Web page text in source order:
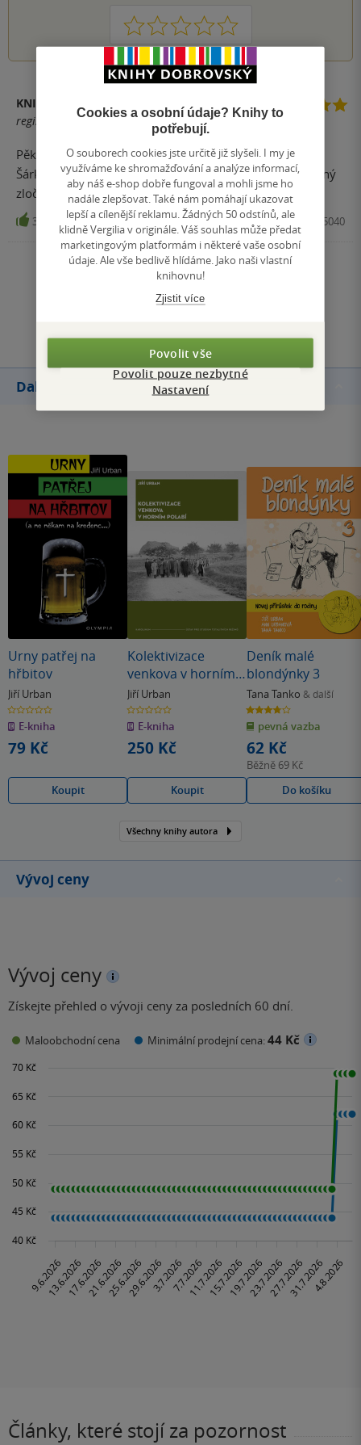
1 2 3 4 5
KNIHOMOLKALENKA
registrovaný uživatel
Pěkné, vtipné a tentokrát i napínavé deníkové zápisky
Šárky, která již bydlí na venkově a s přáteli odkrývá dávný
zločin, ke kterému je dovedl nalezný deník. Super.
34 Kniha, Ottovo nakladatelství, 2015, 9788074515040
Zobrazit všechna hodnocení
Další knihy autora
Urny patřej na
hřbitov
Jiří Urban
0.0
z
5
hvězdiček
E-kniha
79 Kč
Koupit
Kolektivizace
venkova v horním
Polabí
Jiří Urban
0.0
z
5
hvězdiček
E-kniha
250 Kč
Koupit
Deník malé
blondýnky 3
Tana Tanko & další
3.8
z
5
hvězdiček
pevná vazba
62 Kč
Běžně 69 Kč
Do košíku
Všechny knihy autora
Vývoj ceny
Vývoj ceny
Získejte přehled o vývoji ceny za posledních 60 dní.
Maloobchodní cena Minimální prodejní cena:44 Kč
Články, které stojí za pozornost
Cookies a osobní údaje? Knihy to
potřebují.
O souborech cookies jste určitě již slyšeli. I my je
využíváme ke shromažďování a analýze informací,
aby náš e-shop dobře fungoval a mohli jsme ho
nadále zlepšovat. Také nám pomáhají ukazovat
lepší a cílenější reklamu. Žádných 50 odstínů, ale
klidně Vergilia v originále. Váš souhlas může předat
marketingovým platformám i některé vaše osobní
údaje. Ale vše bedlivě hlídáme. Jako naši vlastní
knihovnu!
Zjistit více
Povolit vše
Povolit pouze nezbytné
Nastavení